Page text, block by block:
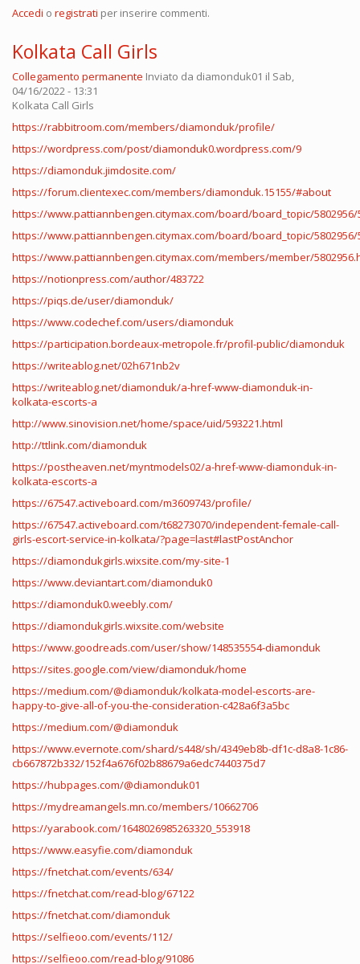
Accedi o registrati per inserire commenti.
Kolkata Call Girls
Collegamento permanente Inviato da diamonduk01 il Sab,
04/16/2022 - 13:31
Kolkata Call Girls
https://rabbitroom.com/members/diamonduk/profile/
https://wordpress.com/post/diamonduk0.wordpress.com/9
https://diamonduk.jimdosite.com/
https://forum.clientexec.com/members/diamonduk.15155/#about
https://www.pattiannbengen.citymax.com/board/board_topic/5802956/
https://www.pattiannbengen.citymax.com/board/board_topic/5802956/
https://www.pattiannbengen.citymax.com/members/member/
https://notionpress.com/author/483722
https://piqs.de/user/diamonduk/
https://www.codechef.com/users/diamonduk
https://participation.bordeaux-metropole.fr/profil-public/diamonduk
https://writeablog.net/02h671nb2v
https://writeablog.net/diamonduk/a-href-www-diamonduk-in-
kolkata-escorts-a
http://www.sinovision.net/home/space/uid/593221.html
http://ttlink.com/diamonduk
https://postheaven.net/myntmodels02/a-href-www-diamonduk-in-
kolkata-escorts-a
https://67547.activeboard.com/m3609743/profile/
https://67547.activeboard.com/t68273070/independent-female-call-
girls-escort-service-in-kolkata/?page=last#lastPostAnchor
https://diamondukgirls.wixsite.com/my-site-1
https://www.deviantart.com/diamonduk0
https://diamonduk0.weebly.com/
https://diamondukgirls.wixsite.com/website
https://www.goodreads.com/user/show/148535554-diamonduk
https://sites.google.com/view/diamonduk/home
https://medium.com/@diamonduk/kolkata-model-escorts-are-
happy-to-give-all-of-you-the-consideration-c428a6f3a5bc
https://medium.com/@diamonduk
https://www.evernote.com/shard/s448/sh/4349eb8b-df1c-d8a8-1c86-
cb667872b332/152f4a676f02b88679a6edc7440375d7
https://hubpages.com/@diamonduk01
https://mydreamangels.mn.co/members/10662706
https://yarabook.com/1648026985263320_553918
https://www.easyfie.com/diamonduk
https://fnetchat.com/events/634/
https://fnetchat.com/read-blog/67122
https://fnetchat.com/diamonduk
https://selfieoo.com/events/112/
https://selfieoo.com/read-blog/91086